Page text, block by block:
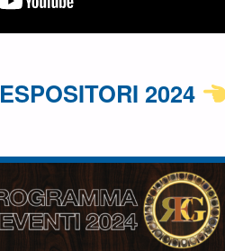
ESPOSITORI 2024